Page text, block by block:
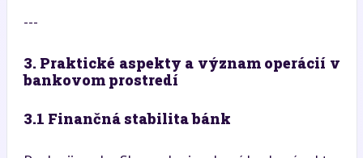
---
3. Praktické aspekty a význam operácií v
bankovom prostredí
3.1 Finančná stabilita bánk